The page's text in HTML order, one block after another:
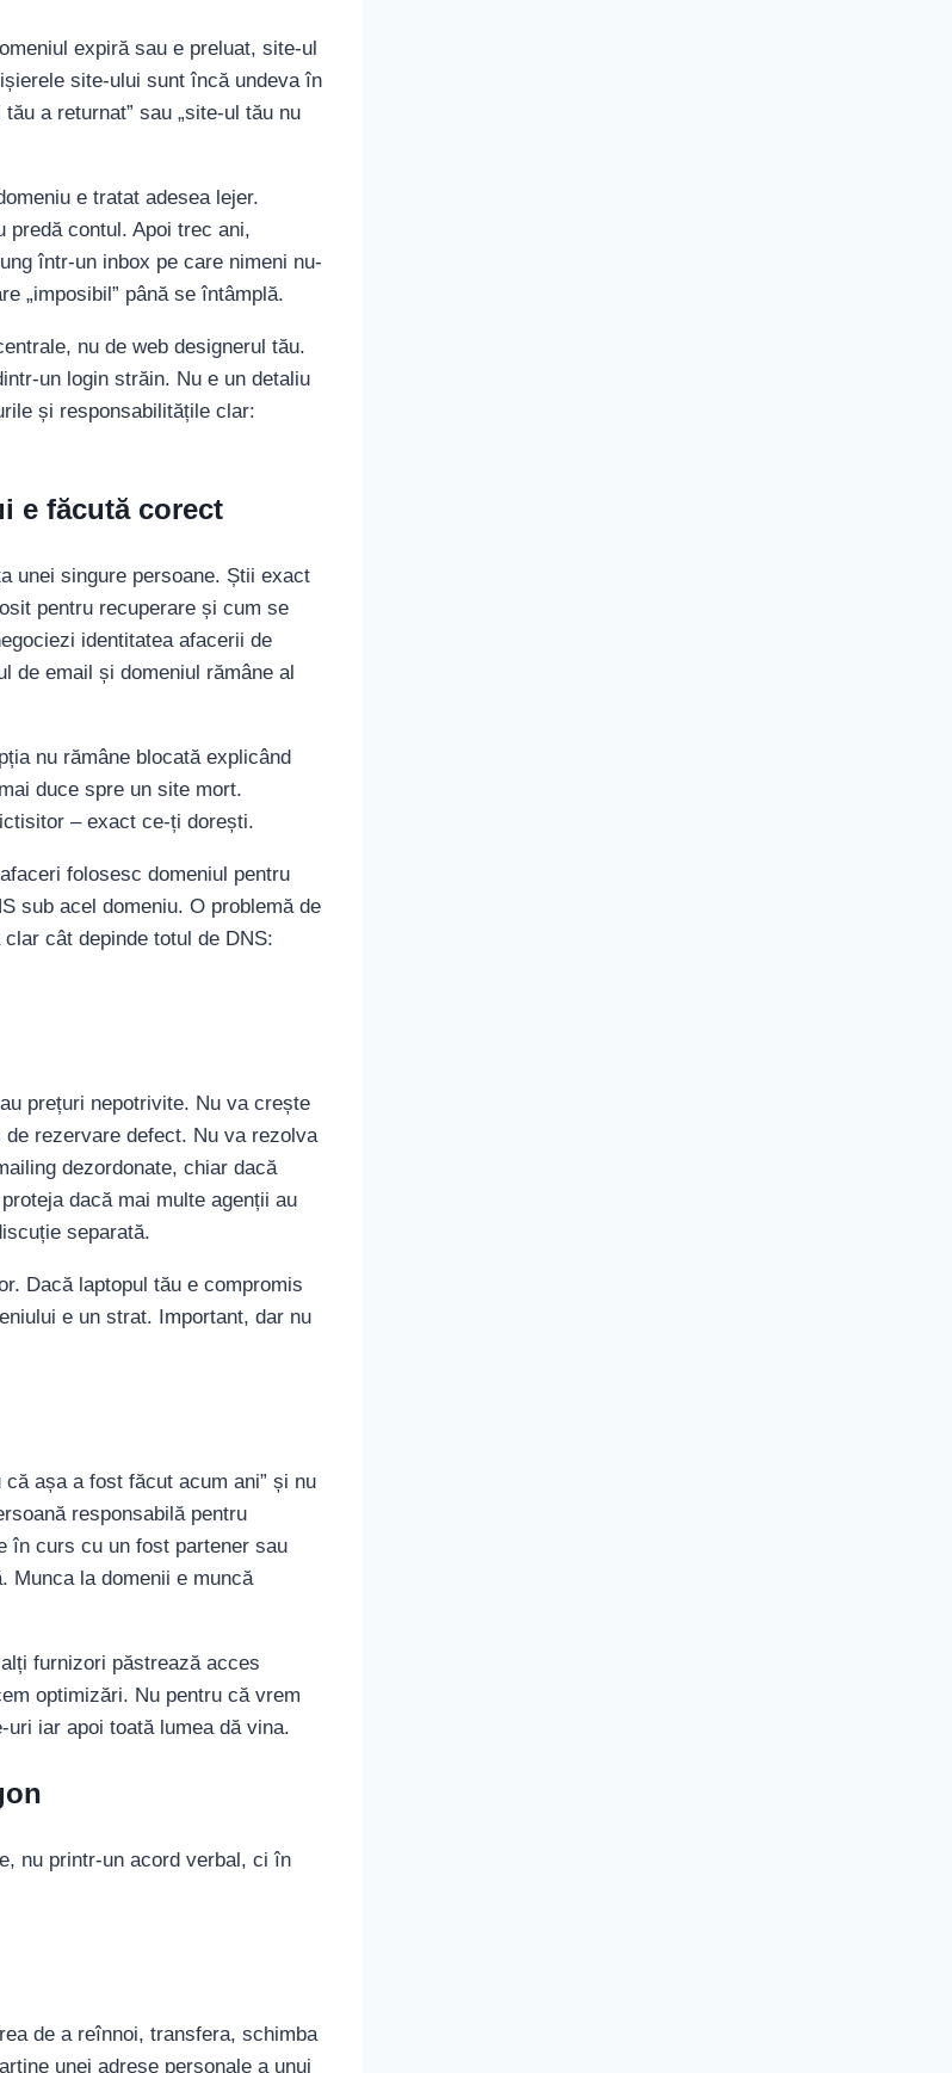
expiră sau e preluat, site-ul
site-ului sunt încă undeva în
a returnat” sau „site-ul tău nu
e tratat adesea lejer.
predă contul. Apoi trec ani,
într-un inbox pe care nimeni nu-
„imposibil” până se întâmplă.
nu de web designerul tău.
un login străin. Nu e un detaliu
și responsabilitățile clar:
e făcută corect
unei singure persoane. Știi exact
pentru recuperare și cum se
identitatea afacerii de
de email și domeniul rămâne al
nu rămâne blocată explicând
duce spre un site mort.
– exact ce-ți dorești.
folosesc domeniul pentru
sub acel domeniu. O problemă de
cât depinde totul de DNS:
prețuri nepotrivite. Nu va crește
rezervare defect. Nu va rezolva
dezordonate, chiar dacă
dacă mai multe agenții au
separată.
Dacă laptopul tău e compromis
e un strat. Important, dar nu
așa a fost făcut acum ani” și nu
responsabilă pentru
în curs cu un fost partener sau
Munca la domenii e muncă
furnizori păstrează acces
optimizări. Nu pentru că vrem
iar apoi toată lumea dă vina.
nu printr-un acord verbal, ci în
de a reînnoi, transfera, schimba
unei adrese personale a unui